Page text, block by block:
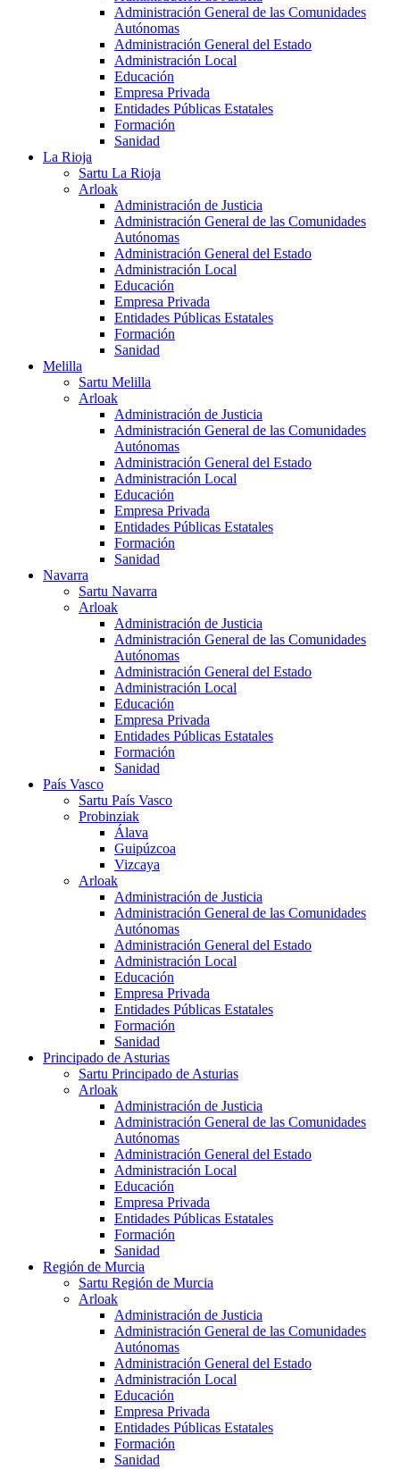
Administración General de las Comunidades
Autónomas
Administración General del Estado
Administración Local
Educación
Empresa Privada
Entidades Públicas Estatales
Formación
Sanidad
La Rioja
Sartu La Rioja
Arloak
Administración de Justicia
Administración General de las Comunidades
Autónomas
Administración General del Estado
Administración Local
Educación
Empresa Privada
Entidades Públicas Estatales
Formación
Sanidad
Melilla
Sartu Melilla
Arloak
Administración de Justicia
Administración General de las Comunidades
Autónomas
Administración General del Estado
Administración Local
Educación
Empresa Privada
Entidades Públicas Estatales
Formación
Sanidad
Navarra
Sartu Navarra
Arloak
Administración de Justicia
Administración General de las Comunidades
Autónomas
Administración General del Estado
Administración Local
Educación
Empresa Privada
Entidades Públicas Estatales
Formación
Sanidad
País Vasco
Sartu País Vasco
Probinziak
Álava
Guipúzcoa
Vizcaya
Arloak
Administración de Justicia
Administración General de las Comunidades
Autónomas
Administración General del Estado
Administración Local
Educación
Empresa Privada
Entidades Públicas Estatales
Formación
Sanidad
Principado de Asturias
Sartu Principado de Asturias
Arloak
Administración de Justicia
Administración General de las Comunidades
Autónomas
Administración General del Estado
Administración Local
Educación
Empresa Privada
Entidades Públicas Estatales
Formación
Sanidad
Región de Murcia
Sartu Región de Murcia
Arloak
Administración de Justicia
Administración General de las Comunidades
Autónomas
Administración General del Estado
Administración Local
Educación
Empresa Privada
Entidades Públicas Estatales
Formación
Sanidad